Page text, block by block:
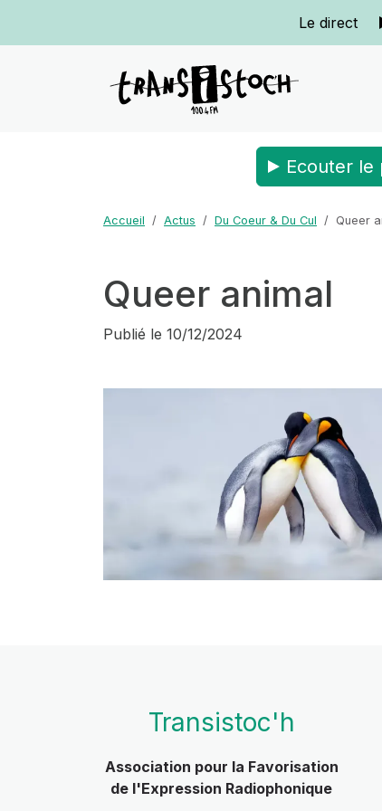
Le direct
Ecouter le
Accueil Actus Du Coeur & Du Cul Queer
Queer animal
Publié le 10/12/2024
Transistoc'h
Association pour la Favorisation
de l'Expression Radiophonique